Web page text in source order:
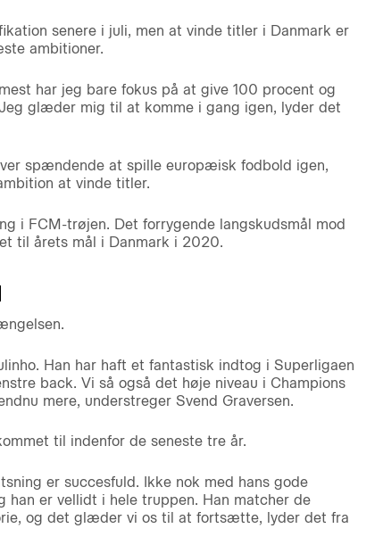
senere i juli, men at vinde titler i Danmark er
ambitioner.
har jeg bare fokus på at give 100 procent og
glæder mig til at komme i gang igen, lyder det
spændende at spille europæisk fodbold igen,
at vinde titler.
i FCM-trøjen. Det forrygende langskudsmål mod
til årets mål i Danmark i 2020.
Han har haft et fantastisk indtog i Superligaen
back. Vi så også det høje niveau i Champions
mere, understreger Svend Graversen.
til indenfor de seneste tre år.
er succesfuld. Ikke nok med hans gode
er vellidt i hele truppen. Han matcher de
og det glæder vi os til at fortsætte, lyder det fra